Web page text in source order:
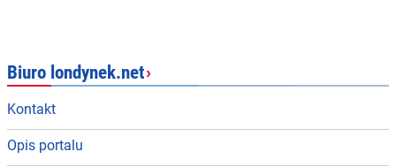
Biuro londynek.net›
Kontakt
Opis portalu